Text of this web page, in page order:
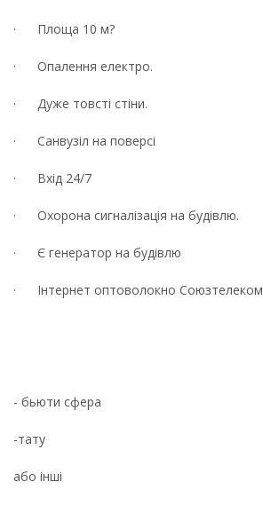
· Площа 10 м?
· Опалення електро.
· Дуже товсті стіни.
· Санвузіл на поверсі
· Вхід 24/7
· Охорона сигналізація на будівлю.
· Є генератор на будівлю
· Інтернет оптоволокно Союзтелеком
- бьюти сфера
-тату
або інші